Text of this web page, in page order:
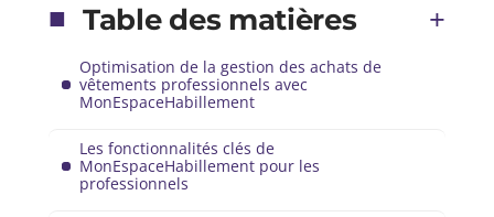
Table des matières
Optimisation de la gestion des achats de
vêtements professionnels avec
MonEspaceHabillement
Les fonctionnalités clés de
MonEspaceHabillement pour les
professionnels